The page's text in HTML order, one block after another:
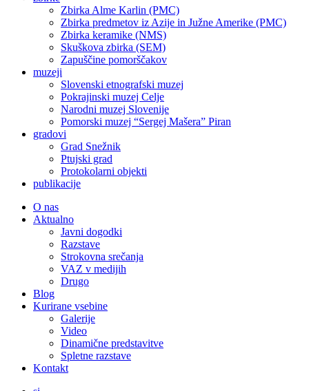
Zbirka Alme Karlin (PMC)
Zbirka predmetov iz Azije in Južne Amerike (PMC)
Zbirka keramike (NMS)
Skuškova zbirka (SEM)
Zapuščine pomorščakov
muzeji
Slovenski etnografski muzej
Pokrajinski muzej Celje
Narodni muzej Slovenije
Pomorski muzej “Sergej Mašera” Piran
gradovi
Grad Snežnik
Ptujski grad
Protokolarni objekti
publikacije
O nas
Aktualno
Javni dogodki
Razstave
Strokovna srečanja
VAZ v medijih
Drugo
Blog
Kurirane vsebine
Galerije
Video
Dinamične predstavitve
Spletne razstave
Kontakt